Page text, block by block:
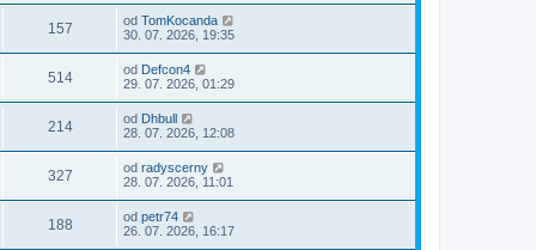
157 od TomKocanda
30. 07. 2026, 19:35
514 od Defcon4
29. 07. 2026, 01:29
214 od Dhbull
28. 07. 2026, 12:08
327 od radyscerny
28. 07. 2026, 11:01
188 od petr74
26. 07. 2026, 16:17